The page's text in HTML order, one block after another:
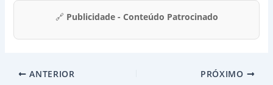
🔗 Publicidade - Conteúdo Patrocinado
ANTERIOR PRÓXIMO